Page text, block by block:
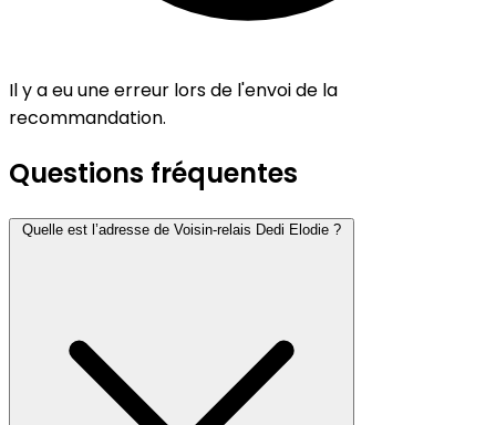
Il y a eu une erreur lors de l'envoi de la
recommandation.
Questions fréquentes
Quelle est l’adresse de Voisin-relais Dedi Elodie ?